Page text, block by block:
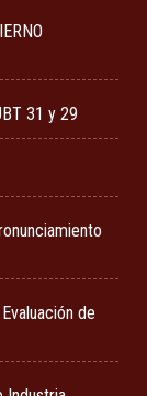
31 y 29
de